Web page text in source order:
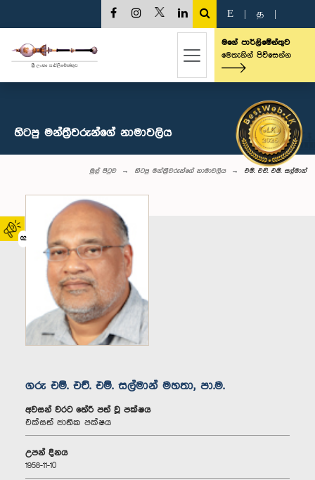
02
E த
මගේ පාර්ලිමේන්තුව
මෙතැනින් පිවිසෙන්න
හිටපු මන්ත්‍රීවරුන්ගේ නාමාවලිය
මුල් පිටුව හිටපු මන්ත්‍රීවරුන්ගේ නාමාවලිය එම්. එච්. එම්. සල්මාන්
ගරු එම්. එච්. එම්. සල්මාන් මහතා, පා.ම.
අවසන් වරට තේරී පත් වූ පක්ෂය
එක්සත් ජාතික පක්ෂය
උපන් දිනය
1958-11-10